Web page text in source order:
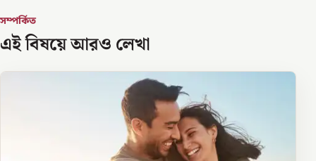
সম্পর্কিত
এই বিষয়ে আরও লেখা